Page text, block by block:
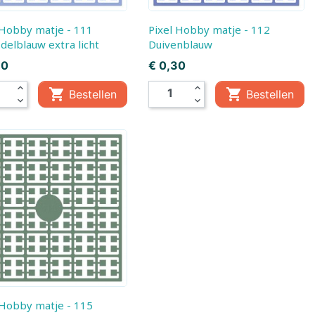
extra licht
expand_less
expand_more
 Bestellen
Pixel Hobby matje - 112
Duivenblauw
Prijs
€ 0,30
expand_less
expand_more
 Bestellen